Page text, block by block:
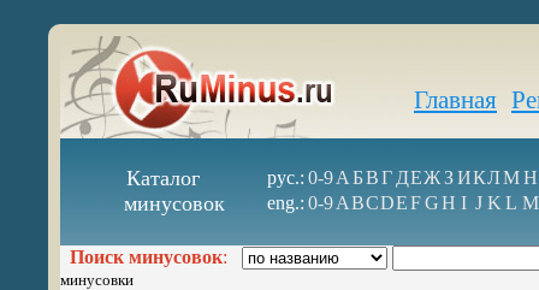
Главная
Каталог
минусовок
рус.: 0-9А БВГ ДЕЖ З ИКЛМН
eng.: 0-9ABCDEFGH I J K L M
Поиск минусовок:
минусовки